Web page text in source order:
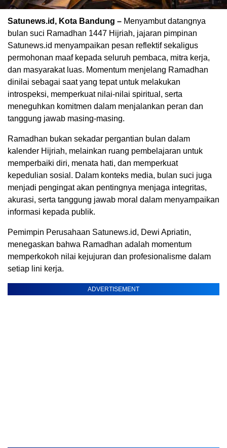
Satunews.id, Kota Bandung – Menyambut datangnya
bulan suci Ramadhan 1447 Hijriah, jajaran pimpinan
Satunews.id menyampaikan pesan reflektif sekaligus
permohonan maaf kepada seluruh pembaca, mitra kerja,
dan masyarakat luas. Momentum menjelang Ramadhan
dinilai sebagai saat yang tepat untuk melakukan
introspeksi, memperkuat nilai-nilai spiritual, serta
meneguhkan komitmen dalam menjalankan peran dan
tanggung jawab masing-masing.
Ramadhan bukan sekadar pergantian bulan dalam
kalender Hijriah, melainkan ruang pembelajaran untuk
memperbaiki diri, menata hati, dan memperkuat
kepedulian sosial. Dalam konteks media, bulan suci juga
menjadi pengingat akan pentingnya menjaga integritas,
akurasi, serta tanggung jawab moral dalam menyampaikan
informasi kepada publik.
Pemimpin Perusahaan Satunews.id, Dewi Apriatin,
menegaskan bahwa Ramadhan adalah momentum
memperkokoh nilai kejujuran dan profesionalisme dalam
setiap lini kerja.
ADVERTISEMENT